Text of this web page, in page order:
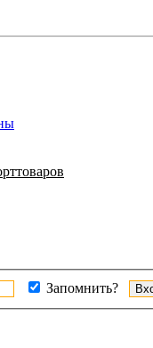
Запомнить?